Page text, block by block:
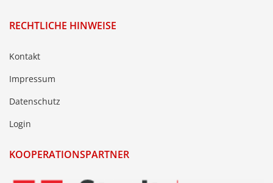
RECHTLICHE HINWEISE
Kontakt
Impressum
Datenschutz
Login
KOOPERATIONSPARTNER